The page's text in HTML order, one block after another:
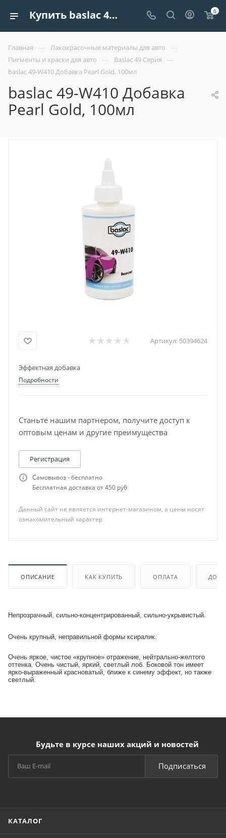
Купить baslac 49-w410 добавка pearl gold, 100мл| Европроект Tрейдинг 0
Главная — Лакокрасочные материалы для авто —
Пигменты и краски для авто — Baslac 49 Серия —
baslac 49-W410 Добавка Pearl Gold, 100мл
baslac 49-W410 Добавка
Pearl Gold, 100мл
Артикул: 50394624
Эффектная добавка
Подробности
Станьте нашим партнером, получите доступ к
оптовым ценам и другие преимущества
Регистрация
Самовывоз - бесплатно
Бесплатная доставка от 450 руб
Данный сайт не является интернет-магазином, а цены носят
ознакомительный характер
ОПИСАНИЕ КАК КУПИТЬ ОПЛАТА
Непрозрачный, сильно-концентрированный, сильно-укрывистый.
Очень крупный, неправильной формы ксиралик.
Очень яркое, чистое «крупное» отражение, нейтрально-желтого
оттенка. Очень чистый, яркий, светлый лоб. Боковой тон имеет
ярко-выраженный красноватый, ближе к синему эффект, но также
светлый.
Будьте в курсе наших акций и новостей
Подписаться
КАТАЛОГ